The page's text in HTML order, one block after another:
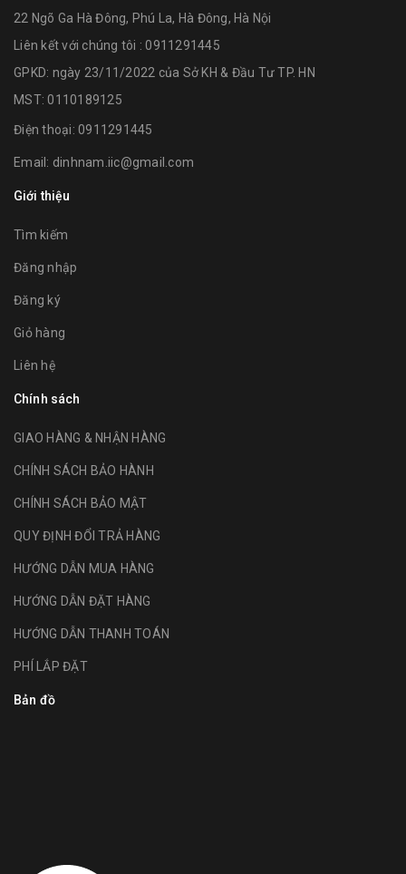
22 Ngõ Ga Hà Đông, Phú La, Hà Đông, Hà Nội
Liên kết với chúng tôi : 0911291445
GPKD: ngày 23/11/2022 của Sở KH & Đầu Tư TP. HN
MST: 0110189125
Điện thoại: 0911291445
Email: dinhnam.iic@gmail.com
Giới thiệu
Tìm kiếm
Đăng nhập
Đăng ký
Giỏ hàng
Liên hệ
Chính sách
GIAO HÀNG & NHẬN HÀNG
CHÍNH SÁCH BẢO HÀNH
CHÍNH SÁCH BẢO MẬT
QUY ĐỊNH ĐỔI TRẢ HÀNG
HƯỚNG DẪN MUA HÀNG
HƯỚNG DẪN ĐẶT HÀNG
HƯỚNG DẪN THANH TOÁN
PHÍ LẮP ĐẶT
Bản đồ